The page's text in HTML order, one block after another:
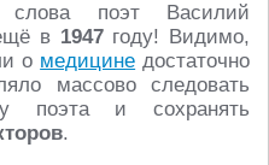
слова поэт Василий
в 1947году! Видимо,
о медицине достаточно
массово следовать
поэта и сохранять
.